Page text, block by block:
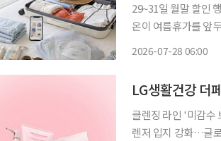
29~31일 월말 할인
온이 여름휴가를 앞두
2026-07-28 06:00
LG생활건강 더
클렌징 라인 '미감
렌저 입지 강화…글로벌 시장 공략 속도 LG생